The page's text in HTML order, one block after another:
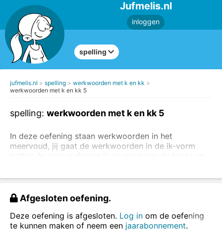
Jufmelis.nl
inloggen
spelling
jufmelis.nl spelling
werkwoorden met k en kk
werkwoorden met k en kk 5
spelling: werkwoorden met k en kk 5
In deze oefening staan werkwoorden in het
meervoud, jij gaat de werkwoorden in de ik-vorm
zetten. In deze oefening is de regel van de korte en
lange en korte klanken.
wij bakken - ik bak
wij koken - ik kook
Zet het werkwoord in het enkelvoud.
Afgesloten oefening.
Deze oefening is afgesloten. Log in om de oefening
te kunnen maken of neem een jaarabonnement.